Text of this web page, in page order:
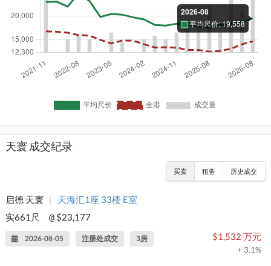
天寰 成交纪录
买卖 租务 历史成交
启德 天寰 |
天海汇1座 33楼 E室
实661尺
@ $23,177
2026-08-05 注册处成交 3房 $1,532 万元
+ 3.1%